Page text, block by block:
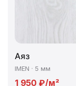
Аяз
IMEN · 5 мм
1 950 ₽/м²